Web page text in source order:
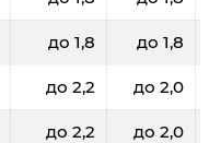
до 1,8 до 1,8
до 2,2 до 2,0
до 2,2 до 2,0